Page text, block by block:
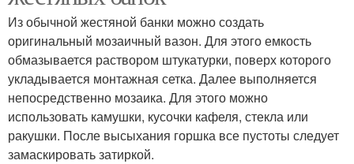
Из обычной жестяной банки можно создать
оригинальный мозаичный вазон. Для этого емкость
обмазывается раствором штукатурки, поверх которого
укладывается монтажная сетка. Далее выполняется
непосредственно мозаика. Для этого можно
использовать камушки, кусочки кафеля, стекла или
ракушки. После высыхания горшка все пустоты следует
замаскировать затиркой.